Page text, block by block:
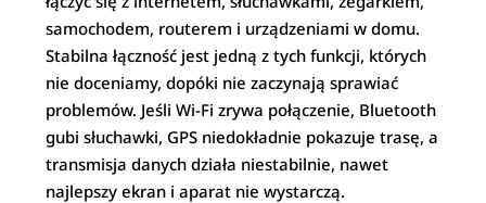
samochodem, routerem i urządzeniami w domu.
Stabilna łączność jest jedną z tych funkcji, których
nie doceniamy, dopóki nie zaczynają sprawiać
problemów. Jeśli Wi-Fi zrywa połączenie, Bluetooth
gubi słuchawki, GPS niedokładnie pokazuje trasę, a
transmisja danych działa niestabilnie, nawet
najlepszy ekran i aparat nie wystarczą.